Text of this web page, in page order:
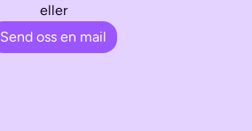
eller
Send oss en mail